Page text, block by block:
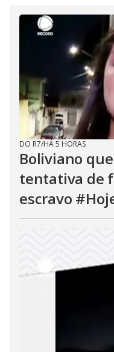
DO R7/HÁ 5 HORAS
Boliviano
tentativa de
escravo